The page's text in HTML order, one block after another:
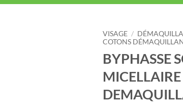
VISAGE /
COTONS
BYPHASSE
MICELLAIRE